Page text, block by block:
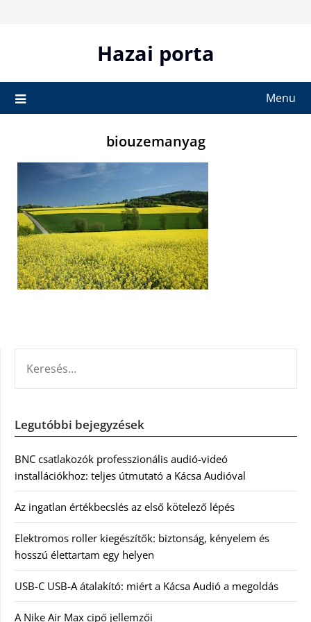
Hazai porta
Menu
biouzemanyag
Legutóbbi bejegyzések
BNC csatlakozók professzionális audió-videó
installációkhoz: teljes útmutató a Kácsa Audióval
Az ingatlan értékbecslés az első kötelező lépés
Elektromos roller kiegészítők: biztonság, kényelem és
hosszú élettartam egy helyen
USB-C USB-A átalakító: miért a Kácsa Audió a megoldás
A Nike Air Max cipő jellemzői